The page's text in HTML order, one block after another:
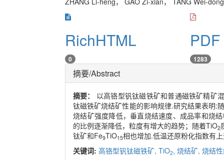
RichHTML
0 1283
摘要/Abstract
摘要： 以高铬型钒钛磁铁矿和普通磁铁矿精矿
钛磁铁矿烧结矿性能的影响规律.研究结果表明:
烧结矿强度降低，垂直烧结速度、成品率和烧
的比例逐渐降低，粒度有增大的趋势；随着TiO2
钛矿和Fe9TiO15相也增加.低温还原粉化指数有
关键词: 高铬型钒钛磁铁矿, TiO2, 烧结矿, 烧结